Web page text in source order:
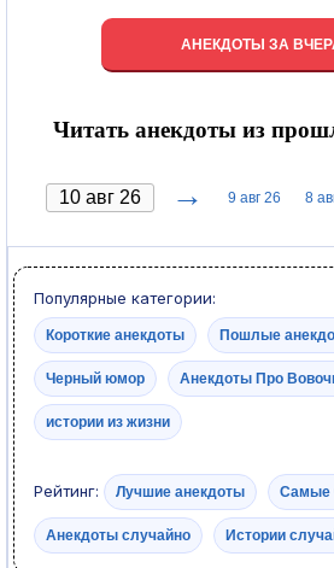
АНЕКДОТЫ ЗА
Читать анекдоты из
→ 9 авг 26 8
Популярные категории:
Короткие анекдоты Пошлые
Черный юмор Анекдоты Про
истории из жизни
Рейтинг: Лучшие анекдоты Самые
Анекдоты случайно Истории